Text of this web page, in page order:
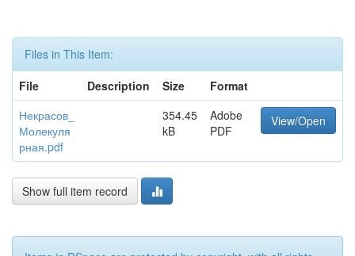
Files in This Item:
File
Description Size
Format
Некрасов_
Молекуля
рная.pdf
354.45
kB
Adobe
PDF
View/Open
Show full item record